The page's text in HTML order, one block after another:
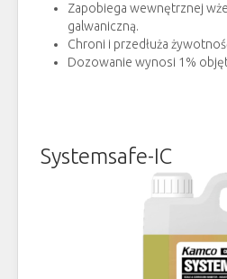
Zapobiega wewnętrznej
galwaniczną.
Chroni i przedłuża
Dozowanie wynosi 1%
Systemsafe-IC